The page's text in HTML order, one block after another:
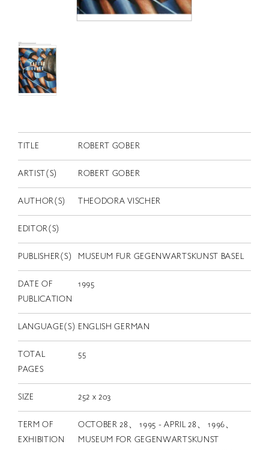
スカラシップ受賞者
EN
TITLE ROBERT GOBER
ARTIST(S) ROBERT GOBER
AUTHOR(S) THEODORA VISCHER
EDITOR(S)
PUBLISHER(S) MUSEUM FUR GEGENWARTSKUNST BASEL
DATE OF
PUBLICATION
1995
LANGUAGE(S) ENGLISH GERMAN
TOTAL
PAGES
55
SIZE 252 x 203
TERM OF
EXHIBITION
OCTOBER 28、 1995 - APRIL 28、 1996、
MUSEUM FOR GEGENWARTSKUNST